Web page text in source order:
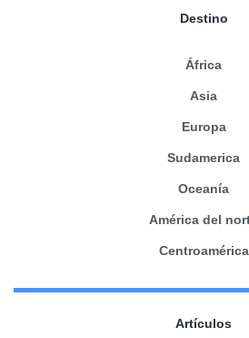
Destino
África
Asia
Europa
Sudamerica
Oceanía
América del
Centroamérica
Artículos